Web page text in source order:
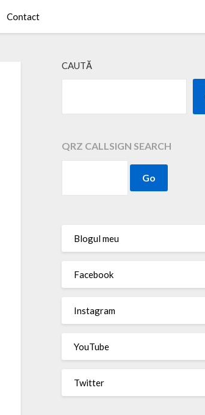
Contact
CAUTĂ
QRZ CALLSIGN SEARCH
Blogul meu
Facebook
Instagram
YouTube
Twitter